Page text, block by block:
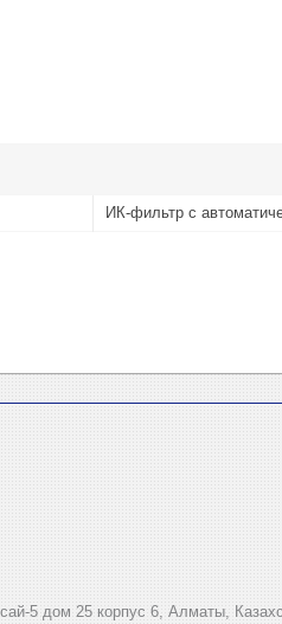
ИК-фильтр с
5 дом 25 корпус 6, Алматы,